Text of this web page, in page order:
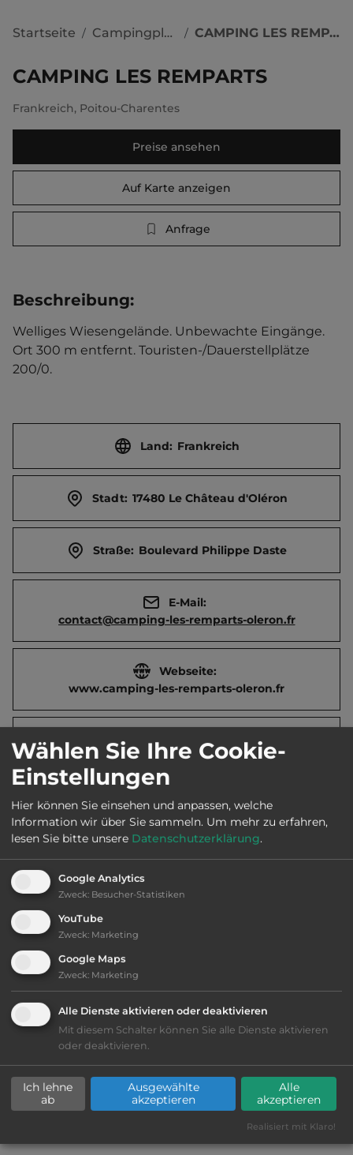
Startseite / Campingplätze / CAMPING LES REMPARTS
CAMPING LES REMPARTS
Frankreich, Poitou-Charentes
Preise ansehen
Auf Karte anzeigen
Anfrage
Beschreibung:
Welliges Wiesengelände. Unbewachte Eingänge.
Ort 300 m entfernt. Touristen-/Dauerstellplätze
200/0.
Land: Frankreich
Stadt: 17480 Le Château d'Oléron
Straße: Boulevard Philippe Daste
E-Mail:
contact@camping-les-remparts-oleron.fr
Webseite:
www.camping-les-remparts-oleron.fr
Fläche:
Öffnungszeiten:
Telefon: 0033 5 46476193
Ausstattung
bis 25,- Euro
Lage: ansprechend
Platzeinrichtung: ausreichend
Geräuschkulisse: erträgliche
Wählen Sie Ihre Cookie-
Einstellungen
Hier können Sie einsehen und anpassen, welche
Information wir über Sie sammeln. Um mehr zu erfahren,
lesen Sie bitte unsere Datenschutzerklärung.
Google Analytics
Zweck: Besucher-Statistiken
YouTube
Zweck: Marketing
Google Maps
Zweck: Marketing
Alle Dienste aktivieren oder deaktivieren
Mit diesem Schalter können Sie alle Dienste aktivieren
oder deaktivieren.
Ich lehne
ab
Ausgewählte
akzeptieren
Alle
akzeptieren
Realisiert mit Klaro!